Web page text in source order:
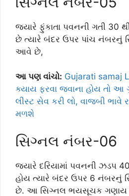
જ્યારે ફુંકાતા પવનની ગતી 30
છે ત્યારે બંદર ઉપર પાંચ નંબરનું
આવે છે,
આ પણ વાંચો: Gujarati samaj
ક્યાય ફરવા જવાના હોય તો આ
લીસ્ટ સેવ કરી લો, વાજબી ભાવે
મળશે
સિગ્નલ નંબર-06
જ્યારે દરિયામાં પવનની ઝડપ 40
હોય ત્યારે બંદર ઉપર 6 નંબરનું
છે. આ સિગ્નલ ભયસૂચક ગણાય